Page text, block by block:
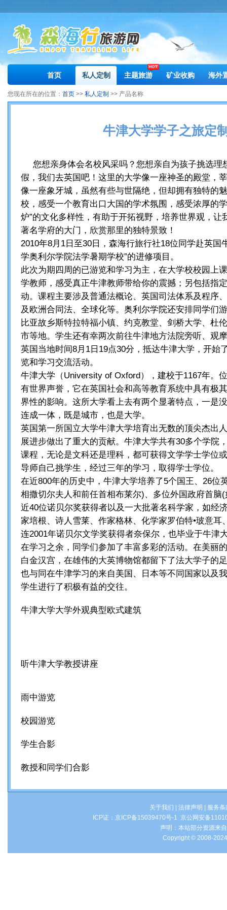
首页 私人定制 主题旅游 矿业收购 海外
您现在所在的位置： 首页 >> 私人定制 >> 产品名称
牛津大学学子之旅定
您想亲身体会名校风采吗？您想亲自为孩子挑选理
假，我们去英国吧！这里的大学像一座神圣的殿堂，
像一座象牙城，虽然有些与世隔绝，但却拥有独特的
校，感受一个教育出口大国的学术氛围，感受浓厚的
炉”的文化多样性，有助于开拓视野，培养世界观，让
著名学府的大门，欣赏那里的独特景致！
2010年8月1日至30日，森海行旅行社18位同学赴英国
学奥利尔学院法学暑期学校”的进修项目。
此次为期四周的已游览和学习为主，在大学校校园上
学教师，感受真正牛津教师带给你的震撼；另包括指
动。课程主要涉及普通法概论、英国司法体系及程序
及欧洲合同法、全球化等。奥利尔学院还安排同学们
比亚故乡斯特拉特福小镇、约克教堂、剑桥大学、杜
市等地。学生还有幸两次前往牛津地方法院旁听、观
英国当地时间8月1日19点30分，抵达牛津大学，开始
览和学习交流活动。
牛津大学（University of Oxford），建校于1167年。
有世界声誉，它在英国社会和高等教育系统中具有极
界性的影响。这所大学看上去有两个显著特点，一是
连成一体，既是城市，也是大学。
英国第一所国立大学牛津大学培育出无数的顶尖杰出
展进步做出了重大的贡献。牛津大学共有30多个学院
课程，无论是文科还是理科，都可获得文学学士学位
导师自己挑学生，经过三年的学习，取得学士学位。
在近800年的历史中，牛津大学培养了5个国王、26位
相撒切尔夫人和前任首相布莱尔)、多位外国政府首脑
近40位诺贝尔奖获得者以及一大批著名科学家，如经
家培根、诗人雪莱、作家格林、化学家罗伯特•玻意耳
连2001年诺贝尔文学奖获得者奈保尔，也毕业于牛津
在学习之余，同学们参加了丰富多彩的活动。在美丽
白金汉宫，在雄伟的大英博物馆都留下了法大学子的
也与同在牛津学习的来自美国、日本等不同国家以及
学生进行了积极有益的交往。
牛津大学大学外观典型欧式建筑
听牛津大学教授讲座
雨中游览
校园游览
学生合影
教授和同学们合影
关于我们 法律声明
服务条
ICP证： 京ICP备15039470号-1 京公网安备
声明：本站部分资源来
Copyright © 2008-